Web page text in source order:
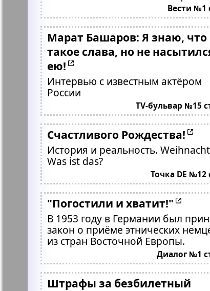
Вести №1
Марат Башаров: Я знаю, что
такое слава, но не
ею!
Интервью с известным актёром
России
TV-бульвар №15
Счастливого Рождества!
История и реальность.
Was ist das?
Точка DE №12
"Погостили и хватит!"
В 1953 году в Германии был
закон о приёме этнических
из стран Восточной Европы.
Диалог №1
Штрафы за безбилетный